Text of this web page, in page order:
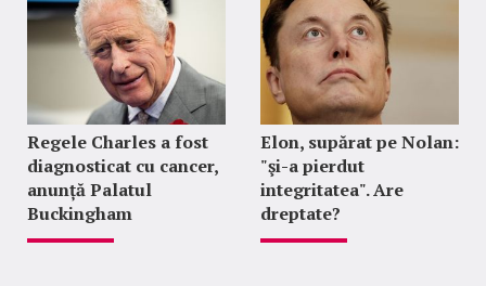
Regele Charles a fost
diagnosticat cu cancer,
anunță Palatul
Buckingham
Elon, supărat pe Nolan:
"şi-a pierdut
integritatea". Are
dreptate?